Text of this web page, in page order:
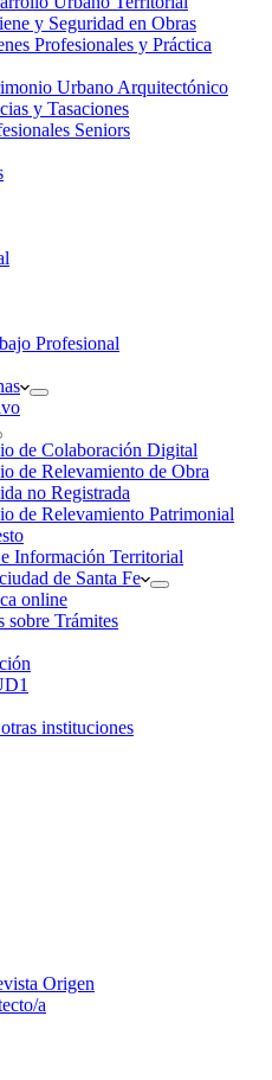
y Seguridad en Obras
Profesionales y Práctica
Urbano Arquitectónico
y Tasaciones
Seniors
Profesional
de Colaboración Digital
de Relevamiento de Obra
no Registrada
de Relevamiento Patrimonial
Información Territorial
de Santa Fe
online
sobre Trámites
instituciones
Origen
a